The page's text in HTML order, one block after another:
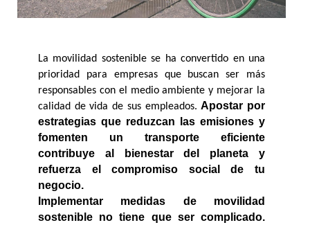
La movilidad sostenible se ha convertido en una
prioridad para empresas que buscan ser más
responsables con el medio ambiente y mejorar la
calidad de vida de sus empleados. Apostar por
estrategias que reduzcan las emisiones y
fomenten un transporte eficiente
contribuye al bienestar del planeta y
refuerza el compromiso social de tu
negocio.
Implementar medidas de movilidad
sostenible no tiene que ser complicado.